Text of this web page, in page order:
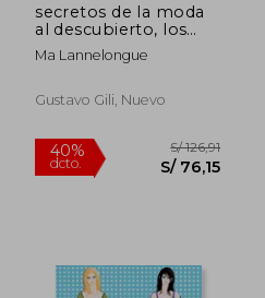
55%
dcto.
S/ 247,53
S/ 111,39
secretos de la moda
al descubierto, los
[gg]
Ma Lannelongue
Gustavo Gili, Nuevo